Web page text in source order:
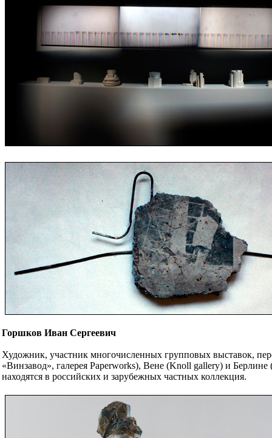
Горшков Иван Сергеевич
Художник, участник многочисленных групповых выставок,
«Винзавод», галерея Paperworks), Вене (Knoll gallery) и
находятся в российских и зарубежных частных коллекция.